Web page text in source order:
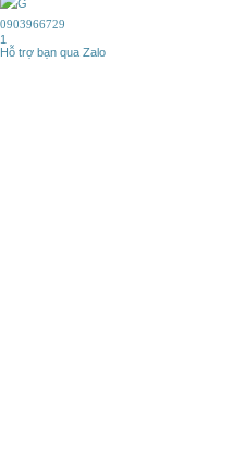
0903966729
1
Hỗ trợ bạn qua Zalo